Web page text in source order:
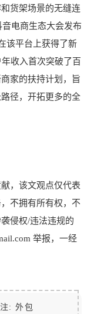
货架场景的无缝连
电商生态大会发布
该平台上获得了新
收入首次突破了百
家的扶持计划，旨
径，开拓更多的全
，该文观点仅代表
不拥有所有权，不
侵权/违法违规的
举报，一经
: 外包